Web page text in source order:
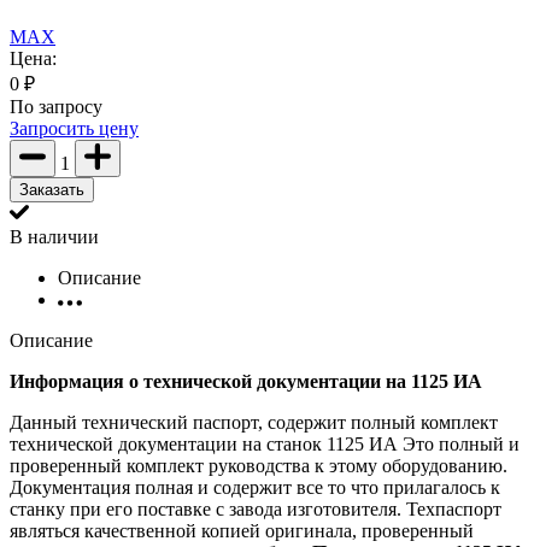
MAX
Цена:
0 ₽
По запросу
Запросить цену
1
Заказать
В наличии
Описание
Описание
Информация о технической документации на 1125 ИА
Данный технический паспорт, содержит полный комплект
технической документации на станок 1125 ИА Это полный и
проверенный комплект руководства к этому оборудованию.
Документация полная и содержит все то что прилагалось к
станку при его поставке с завода изготовителя. Техпаспорт
являться качественной копией оригинала, проверенный